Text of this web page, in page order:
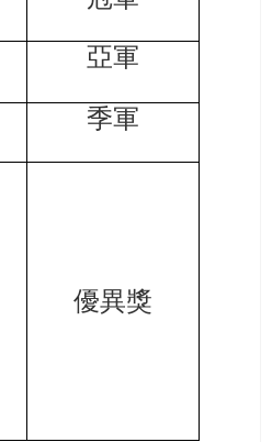
亞軍
季軍
優異獎